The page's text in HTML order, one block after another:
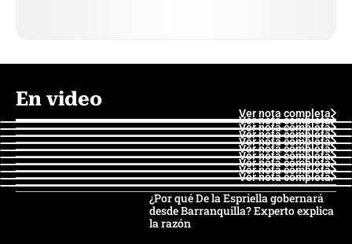
En video
Ver nota completa
Ver nota completa
Ver nota completa
Ver nota completa
Ver nota completa
Ver nota completa
Ver nota completa
Ver nota completa
Ver nota completa
Ver nota completa
¿Por qué De la Espriella gobernará
desde Barranquilla? Experto explica
la razón